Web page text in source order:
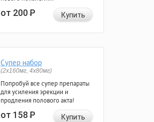
от 200Р Купить
Супер набор
(2х160мг, 4х80мг)
Попробуй все супер препараты
для усиления эрекции и
продления полового акта!
от 158Р Купить